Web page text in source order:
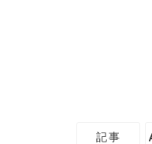
記事